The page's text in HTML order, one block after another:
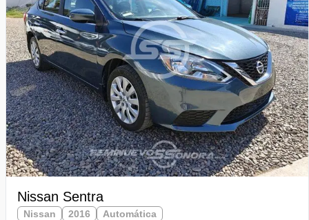
Nissan Sentra
Nissan 2016
Automática